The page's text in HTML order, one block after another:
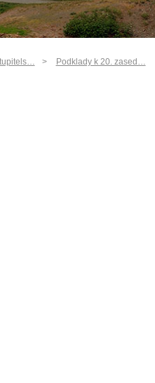
Podklady k 20. zased…